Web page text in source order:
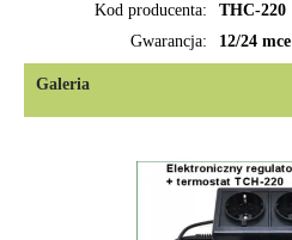
Kod producenta:
THC-220
Gwarancja:
12/24 mce
Galeria